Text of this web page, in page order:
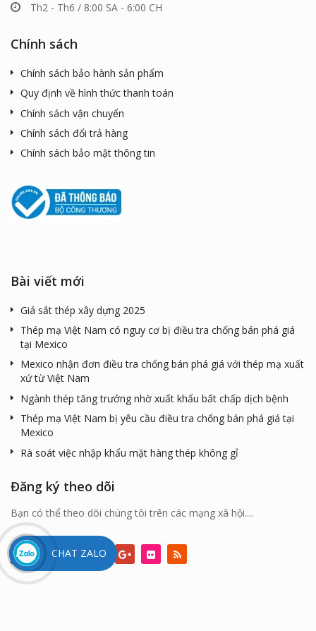
Th2 - Th6 / 8:00 SA - 6:00 CH
Chính sách
Chính sách bảo hành sản phẩm
Quy định về hình thức thanh toán
Chính sách vận chuyển
Chính sách đổi trả hàng
Chính sách bảo mật thông tin
Bài viết mới
Giá sắt thép xây dựng 2025
Thép mạ Việt Nam có nguy cơ bị điều tra chống bán phá giá
tại Mexico
Mexico nhận đơn điều tra chống bán phá giá với thép mạ xuất
xứ từ Việt Nam
Ngành thép tăng trưởng nhờ xuất khẩu bất chấp dịch bệnh
Thép mạ Việt Nam bị yêu cầu điều tra chống bán phá giá tại
Mexico
Rà soát việc nhập khẩu mặt hàng thép không gỉ
Đăng ký theo dõi
Bạn có thể theo dõi chúng tôi trên các mạng xã hội....
CHAT ZALO